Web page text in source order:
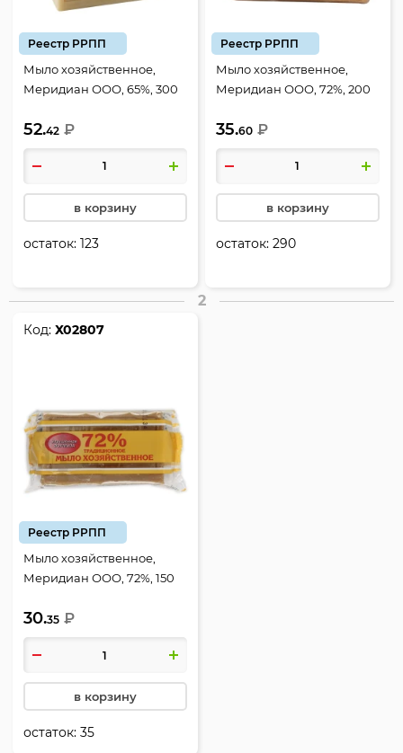
Реестр РРПП
Мыло хозяйственное,
Меридиан ООО, 65%, 300
52.42 ₽
в корзину
остаток:123
Реестр РРПП
Мыло хозяйственное,
Меридиан ООО, 72%, 200
35.60 ₽
в корзину
остаток:290
2
Код:Х02807
Реестр РРПП
Мыло хозяйственное,
Меридиан ООО, 72%, 150
упаковка
30.35 ₽
в корзину
остаток:35